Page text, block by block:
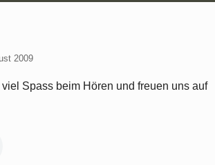
2009
Spass beim Hören und freuen uns auf